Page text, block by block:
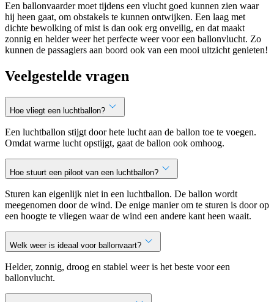
Een ballonvaarder moet tijdens een vlucht goed kunnen zien waar
hij heen gaat, om obstakels te kunnen ontwijken. Een laag met
dichte bewolking of mist is dan ook erg onveilig, en dat maakt
zonnig en helder weer het perfecte weer voor een ballonvlucht. Zo
kunnen de passagiers aan boord ook van een mooi uitzicht genieten!
Veelgestelde vragen
Hoe vliegt een luchtballon?
Een luchtballon stijgt door hete lucht aan de ballon toe te voegen.
Omdat warme lucht opstijgt, gaat de ballon ook omhoog.
Hoe stuurt een piloot van een luchtballon?
Sturen kan eigenlijk niet in een luchtballon. De ballon wordt
meegenomen door de wind. De enige manier om te sturen is door op
een hoogte te vliegen waar de wind een andere kant heen waait.
Welk weer is ideaal voor ballonvaart?
Helder, zonnig, droog en stabiel weer is het beste voor een
ballonvlucht.